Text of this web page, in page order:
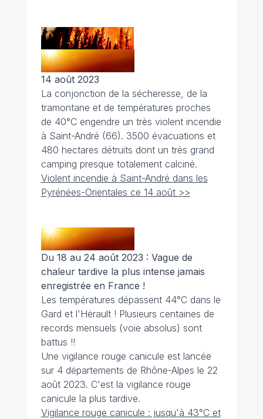
14 août 2023
La conjonction de la sécheresse, de la
tramontane et de températures proches
de 40°C engendre un très violent incendie
à Saint-André (66). 3500 évacuations et
480 hectares détruits dont un très grand
camping presque totalement calciné.
Violent incendie à Saint-André dans les
Pyrénées-Orientales ce 14 août >>
Du 18 au 24 août 2023 : Vague de
chaleur tardive la plus intense jamais
enregistrée en France !
Les températures dépassent 44°C dans le
Gard et l'Hérault ! Plusieurs centaines de
records mensuels (voie absolus) sont
battus !!
Une vigilance rouge canicule est lancée
sur 4 départements de Rhône-Alpes le 22
août 2023. C'est la vigilance rouge
canicule la plus tardive.
Vigilance rouge canicule : jusqu'à 43°C et